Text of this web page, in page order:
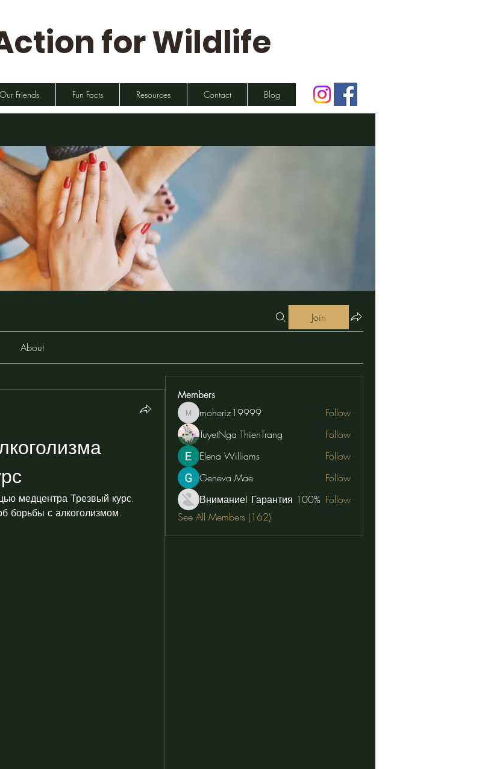
for Wildlife
Our Friends Fun Facts Resources Contact Blog
Join
About
медцентра Трезвый курс.
борьбы с алкоголизмом.
Members
moheriz19999
moheriz19999
Follow
TuyetNga ThienTrang
Follow
Elena Williams
Follow
Geneva Mae
Follow
Внимание! Гарантия 100% Follow
See All Members (162)